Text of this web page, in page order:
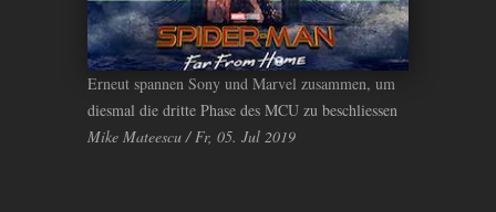
Erneut spannen Sony und Marvel zusammen, um
diesmal die dritte Phase des MCU zu beschliessen
Mike Mateescu / Fr, 05. Jul 2019